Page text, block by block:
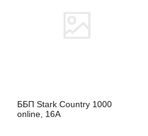
ББП Stark Country 1000
online, 16А